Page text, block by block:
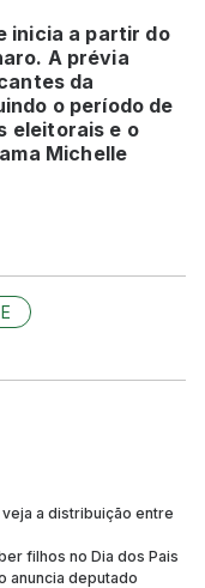
inicia a partir do
A prévia
da
o período de
eleitorais e o
Michelle
a distribuição entre
filhos no Dia dos Pais
anuncia deputado